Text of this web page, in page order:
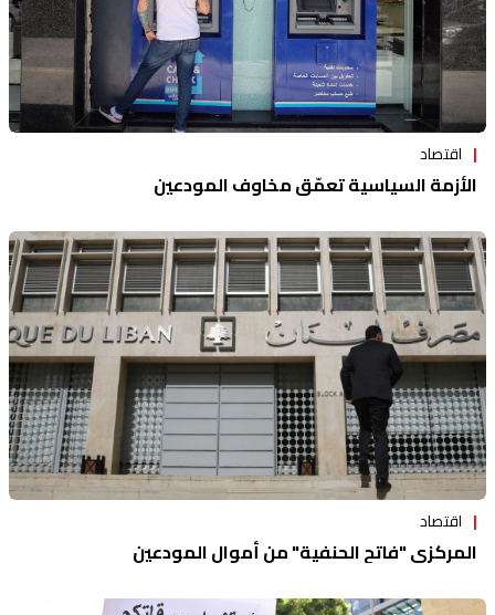
اقتصاد
الأزمة السياسية تعمّق مخاوف المودعين
اقتصاد
المركزي "فاتح الحنفية" من أموال المودعين